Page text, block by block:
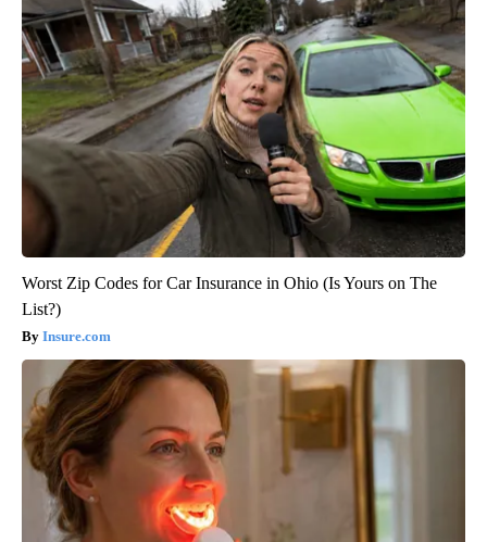
Worst Zip Codes for Car Insurance in Ohio (Is Yours on The
List?)
Insure.com